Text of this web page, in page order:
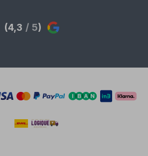
(4,3 / 5)